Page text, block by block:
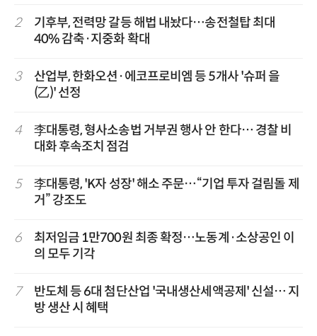
2
기후부, 전력망 갈등 해법 내놨다…송전철탑 최대
40% 감축·지중화 확대
3
산업부, 한화오션·에코프로비엠 등 5개사 '슈퍼 을
(乙)' 선정
4
李대통령, 형사소송법 거부권 행사 안 한다… 경찰 비
대화 후속조치 점검
5
李대통령, 'K자 성장' 해소 주문…“기업 투자 걸림돌 제
거” 강조도
6
최저임금 1만700원 최종 확정…노동계·소상공인 이
의 모두 기각
7
반도체 등 6대 첨단산업 '국내생산세액공제' 신설… 지
방 생산 시 혜택